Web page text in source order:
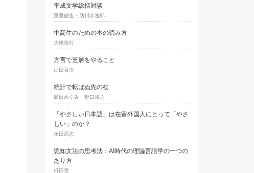
平成文学総括対談
重里徹也・助川幸逸郎
中高生のための本の読み方
大橋崇行
方言で芝居をやること
山田百次
統計で転ばぬ先の杖
島田めぐみ・野口裕之
「やさしい日本語」は在留外国人にとって「やさ
しい」のか？
永田高志
認知文法の思考法：AI時代の理論言語学の一つの
あり方
町田章